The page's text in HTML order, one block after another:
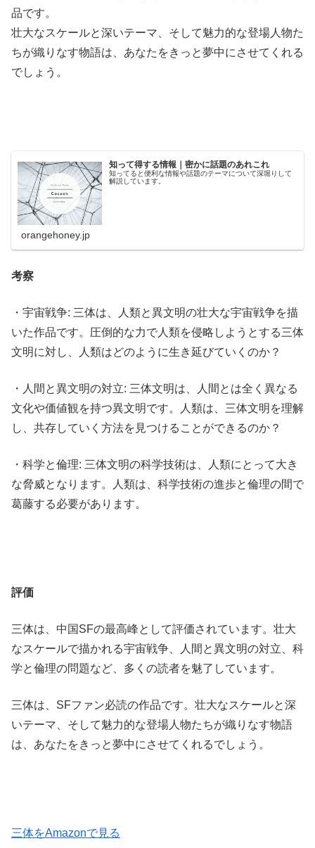
品です。
壮大なスケールと深いテーマ、そして魅力的な登場人物た
ちが織りなす物語は、あなたをきっと夢中にさせてくれる
でしょう。
知って得する情報｜密かに話題のあれこれ
知ってると便利な情報や話題のテーマについて深堀りして
解説しています。
orangehoney.jp
考察
・宇宙戦争: 三体は、人類と異文明の壮大な宇宙戦争を描
いた作品です。圧倒的な力で人類を侵略しようとする三体
文明に対し、人類はどのように生き延びていくのか？
・人間と異文明の対立: 三体文明は、人間とは全く異なる
文化や価値観を持つ異文明です。人類は、三体文明を理解
し、共存していく方法を見つけることができるのか？
・科学と倫理: 三体文明の科学技術は、人類にとって大き
な脅威となります。人類は、科学技術の進歩と倫理の間で
葛藤する必要があります。
評価
三体は、中国SFの最高峰として評価されています。壮大
なスケールで描かれる宇宙戦争、人間と異文明の対立、科
学と倫理の問題など、多くの読者を魅了しています。
三体は、SFファン必読の作品です。壮大なスケールと深
いテーマ、そして魅力的な登場人物たちが織りなす物語
は、あなたをきっと夢中にさせてくれるでしょう。
三体をAmazonで見る